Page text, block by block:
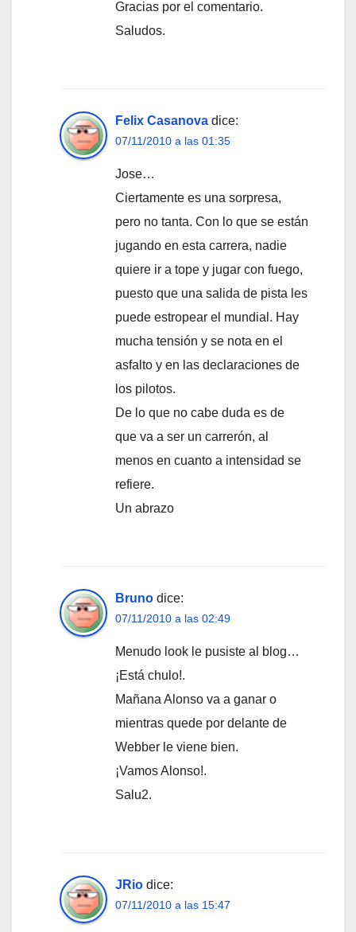
Gracias por el comentario.
Saludos.
Felix Casanova dice:
07/11/2010 a las 01:35
Jose…
Ciertamente es una sorpresa,
pero no tanta. Con lo que se están
jugando en esta carrera, nadie
quiere ir a tope y jugar con fuego,
puesto que una salida de pista les
puede estropear el mundial. Hay
mucha tensión y se nota en el
asfalto y en las declaraciones de
los pilotos.
De lo que no cabe duda es de
que va a ser un carrerón, al
menos en cuanto a intensidad se
refiere.
Un abrazo
Bruno dice:
07/11/2010 a las 02:49
Menudo look le pusiste al blog…
¡Está chulo!.
Mañana Alonso va a ganar o
mientras quede por delante de
Webber le viene bien.
¡Vamos Alonso!.
Salu2.
JRio dice:
07/11/2010 a las 15:47